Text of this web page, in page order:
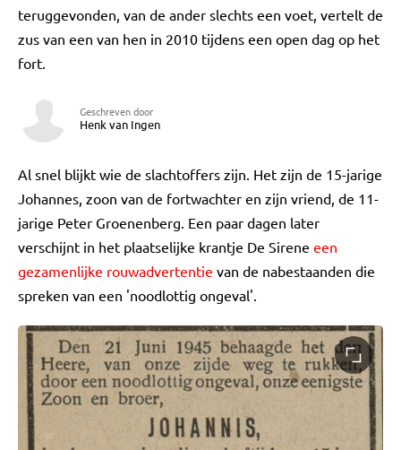
teruggevonden, van de ander slechts een voet, vertelt de
zus van een van hen in 2010 tijdens een open dag op het
fort.
Geschreven door
Henk van Ingen
Al snel blijkt wie de slachtoffers zijn. Het zijn de 15-jarige
Johannes, zoon van de fortwachter en zijn vriend, de 11-
jarige Peter Groenenberg. Een paar dagen later
verschijnt in het plaatselijke krantje De Sirene een
gezamenlijke rouwadvertentie van de nabestaanden die
spreken van een 'noodlottig ongeval'.